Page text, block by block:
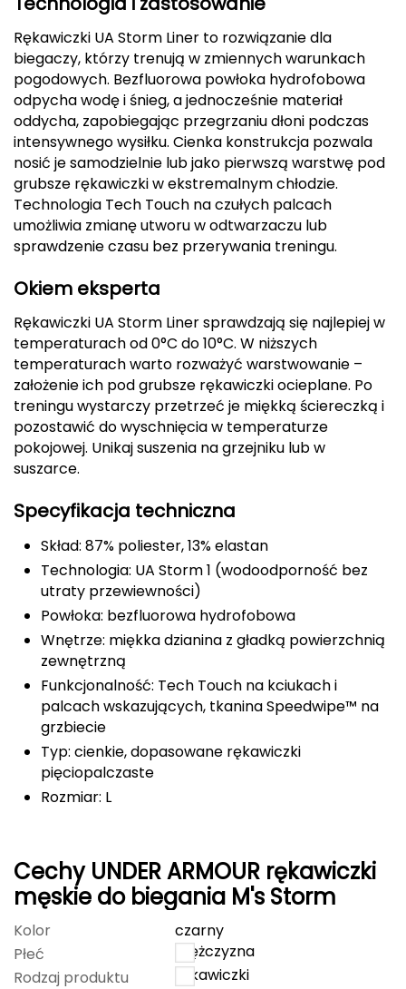
Deuter
Dolomite
EISBAR
ENERO
ENERO CAMP
Elmer by Swany
Extremities
F
FASHY
Fjord Nansen
G
GIVOVA
GSI Outdoors
Gear Aid
Gerber
Giant Dragon
Gilmonte
Giro
Granger's
Gregory
Grivel
Rękawiczki UA Storm Liner to rozwiązanie dla
biegaczy, którzy trenują w zmiennych warunkach
pogodowych. Bezfluorowa powłoka hydrofobowa
odpycha wodę i śnieg, a jednocześnie materiał
oddycha, zapobiegając przegrzaniu dłoni podczas
intensywnego wysiłku. Cienka konstrukcja pozwala
nosić je samodzielnie lub jako pierwszą warstwę pod
grubsze rękawiczki w ekstremalnym chłodzie.
Technologia Tech Touch na czułych palcach
umożliwia zmianę utworu w odtwarzaczu lub
sprawdzenie czasu bez przerywania treningu.
Okiem eksperta
Rękawiczki UA Storm Liner sprawdzają się najlepiej w
temperaturach od 0°C do 10°C. W niższych
temperaturach warto rozważyć warstwowanie –
założenie ich pod grubsze rękawiczki ocieplane. Po
treningu wystarczy przetrzeć je miękką ściereczką i
pozostawić do wyschnięcia w temperaturze
pokojowej. Unikaj suszenia na grzejniku lub w
suszarce.
Specyfikacja techniczna
Skład: 87% poliester, 13% elastan
Technologia: UA Storm 1 (wodoodporność bez
utraty przewiewności)
Powłoka: bezfluorowa hydrofobowa
Wnętrze: miękka dzianina z gładką powierzchnią
zewnętrzną
Funkcjonalność: Tech Touch na kciukach i
palcach wskazujących, tkanina Speedwipe™ na
grzbiecie
Typ: cienkie, dopasowane rękawiczki
pięciopalczaste
Rozmiar: L
Cechy UNDER ARMOUR rękawiczki
męskie do biegania M's Storm
Kolor
czarny
Płeć
mężczyzna
Rodzaj produktu
rękawiczki